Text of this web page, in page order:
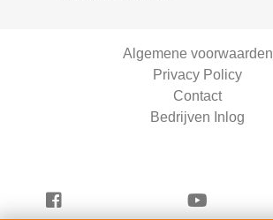
Algemene voorwaarden
Privacy Policy
Contact
Bedrijven Inlog